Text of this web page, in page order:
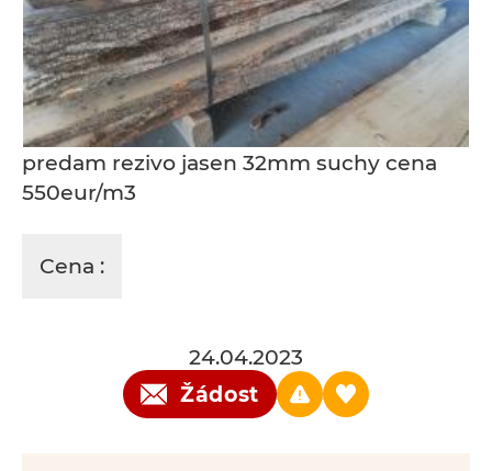
predam rezivo jasen 32mm suchy cena
550eur/m3
Cena :
24.04.2023
Žádost